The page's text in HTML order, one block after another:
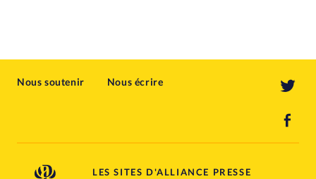
Nous soutenir Nous écrire
LES SITES D'ALLIANCE PRESSE